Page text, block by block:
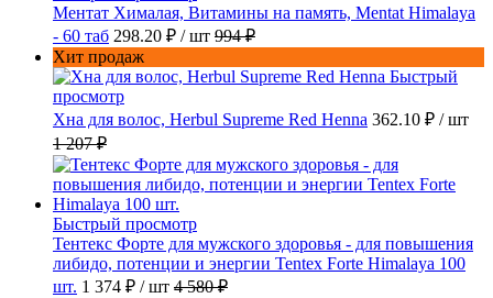
Ментат Хималая, Витамины на память, Mentat Himalaya
- 60 таб 298.20 ₽ / шт 994 ₽
Хит продаж
Быстрый
просмотр
Хна для волос, Herbul Supreme Red Henna 362.10 ₽ / шт
1 207 ₽
Быстрый просмотр
Тентекс Форте для мужского здоровья - для повышения
либидо, потенции и энергии Tentex Forte Himalaya 100
шт. 1 374 ₽ / шт 4 580 ₽